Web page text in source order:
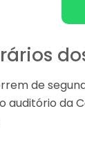
de
auditório da